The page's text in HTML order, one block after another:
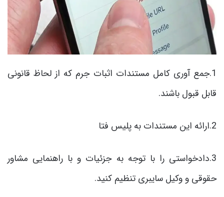
1.جمع آوری کامل مستندات اثبات جرم که از لحاظ قانونی
قابل قبول باشند.
2.ارائه این مستندات به پلیس فتا
3.دادخواستی را با توجه به جزئیات و با راهنمایی مشاور
حقوقی و وکیل سایبری تنظیم کنید.